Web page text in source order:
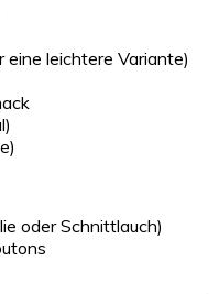
eine leichtere Variante)
oder Schnittlauch)